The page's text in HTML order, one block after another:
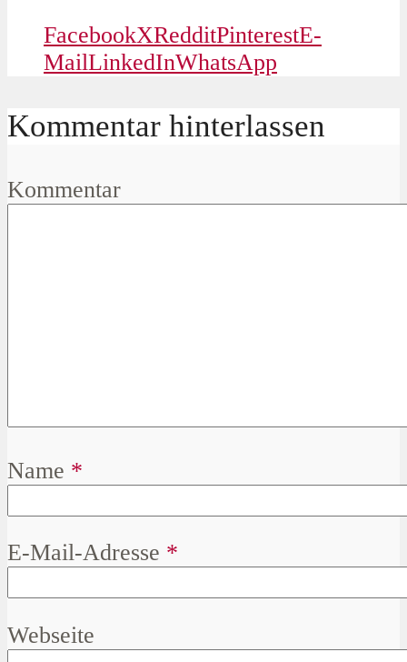
FacebookXRedditPinterestE-
MailLinkedInWhatsApp
Kommentar hinterlassen
Kommentar
Name *
E-Mail-Adresse *
Webseite